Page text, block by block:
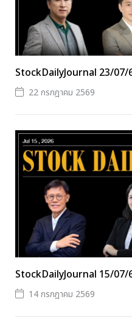
StockDailyJournal 23/07/
22 กรกฎาคม 2569
StockDailyJournal 15/07/
14 กรกฎาคม 2569